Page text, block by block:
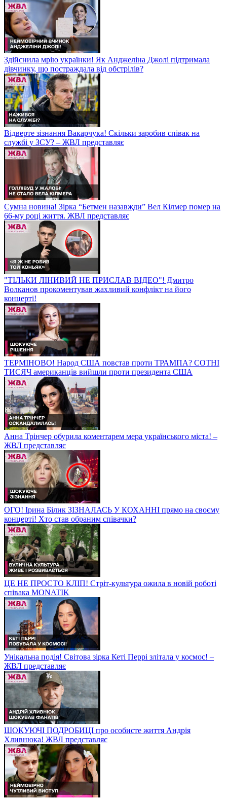
Здійснила мрію українки! Як Анджеліна Джолі підтримала
дівчинку, що постраждала від обстрілів?
Відверте зізнання Вакарчука! Скільки заробив співак на
службі у ЗСУ? – ЖВЛ представляє
Сумна новина! Зірка “Бетмен назавжди” Вел Кілмер помер на
66-му році життя. ЖВЛ представляє
"ТІЛЬКИ ЛІНИВИЙ НЕ ПРИСЛАВ ВІДЕО"! Дмитро
Волканов прокоментував жахливий конфлікт на його
концерті!
ТЕРМІНОВО! Народ США повстав проти ТРАМПА? СОТНІ
ТИСЯЧ американців вийшли проти президента США
Анна Трінчер обурила коментарем мера українського міста! –
ЖВЛ представляє
ОГО! Ірина Білик ЗІЗНАЛАСЬ У КОХАННІ прямо на своєму
концерті! Хто став обраним співачки?
ЦЕ НЕ ПРОСТО КЛІП! Стріт-культура ожила в новій роботі
співака MONATIK
Унікальна подія! Світова зірка Кеті Перрі злітала у космос! –
ЖВЛ представляє
ШОКУЮЧІ ПОДРОБИЦІ про особисте життя Андрія
Хливнюка! ЖВЛ представляє